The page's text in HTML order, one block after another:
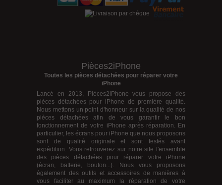
Pièces2iPhone
Toutes les pièces détachées pour réparer votre
iPhone
Lancé en 2013, Pièces2iPhone vous propose des
pièces détachées pour iPhone de première qualité.
Nous mettons un point d'honneur sur la qualité de nos
pièces détachées afin de vous garantir le bon
fonctionnement de votre iPhone après réparation. En
particulier, les écrans pour iPhone que nous proposons
sont de qualité originale et sont testés avant
expédition. Vous retrouverez sur notre site l'ensemble
des pièces détachées pour réparer votre iPhone
(écran, batterie, bouton...). Nous vous proposons
également des outils et accessoires de manières à
vous faciliter au maximum la réparation de votre